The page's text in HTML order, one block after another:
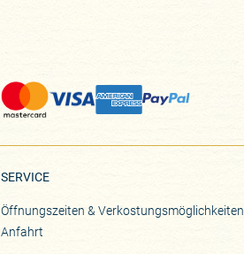
SERVICE
Öffnungszeiten & Verkostungsmöglichkeiten
Anfahrt